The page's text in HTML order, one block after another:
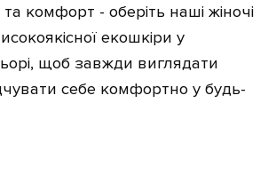
комфорт - оберіть наші жіночі
екошкіри у
щоб завжди виглядати
себе комфортно у будь-